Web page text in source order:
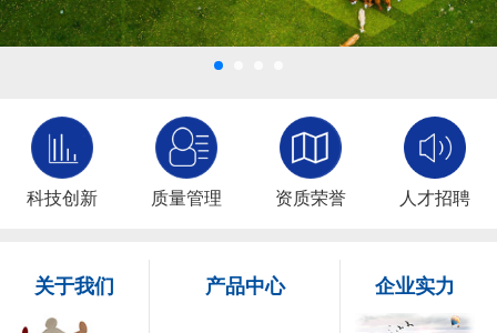
科技创新 质量管理 资质荣誉 人才招聘
关于我们 产品中心 企业实力